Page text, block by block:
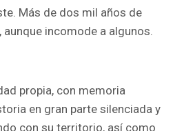
Más de dos mil años de
incomode a algunos.
propia, con memoria
en gran parte silenciada y
con su territorio, así como